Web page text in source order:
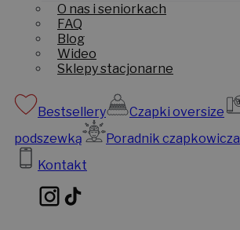
O nas i seniorkach
FAQ
Blog
Wideo
Sklepy stacjonarne
Bestsellery Czapki oversize
podszewką
Poradnik czapkowicza
Kontakt